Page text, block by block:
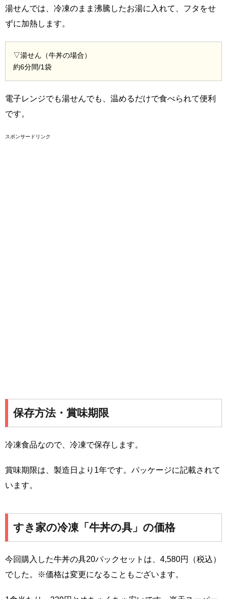
湯せんでは、冷凍のまま沸騰したお湯に入れて、フタをせ
ずに加熱します。
▽湯せん（牛丼の場合）
約6分間/1袋
電子レンジでも湯せんでも、温めるだけで食べられて便利
です。
スポンサードリンク
保存方法・賞味期限
冷凍食品なので、冷凍で保存します。
賞味期限は、製造日より1年です。パッケージに記載されて
います。
すき家の冷凍「牛丼の具」の価格
今回購入した牛丼の具20パックセットは、4,580円（税込）
でした。※価格は変更になることもございます。